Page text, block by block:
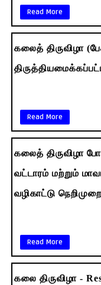
Read More
கலைத் திருவிழா
Read More
கலைத் திருவிழா
வட்டாரம் மற்றும்
வழிகாட்டு
Read More
கலை திருவிழா -